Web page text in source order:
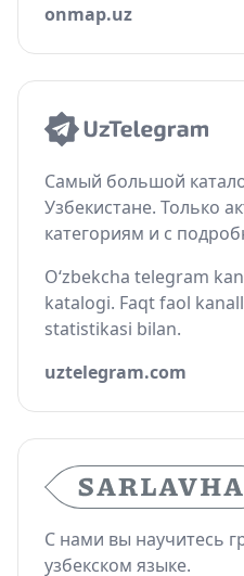
onmap.uz
Самый большой
Узбекистане. Только
категориям и с
O‘zbekcha telegram
katalogi. Faqt faol
statistikasi bilan.
uztelegram.com
С нами вы научитесь
узбекском языке.